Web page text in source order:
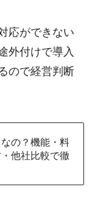
応ができない
外付けで導入
ので経営判断
の？機能・料
他社比較で徹